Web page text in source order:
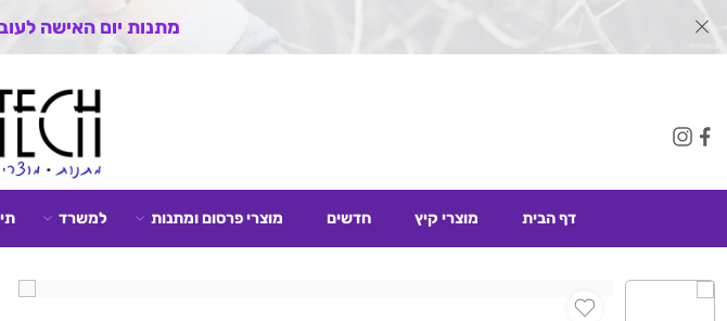
מתנות יום האישה
דף הבית מוצרי קיץ חדשים מוצרי פרסום ומתנות למשרד